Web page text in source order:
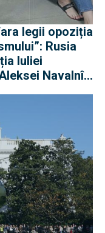
legii opoziția
Rusia
Iuliei
Navalnîi,